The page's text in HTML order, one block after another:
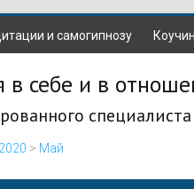
и самогипнозу
себе и в
2020 > Май